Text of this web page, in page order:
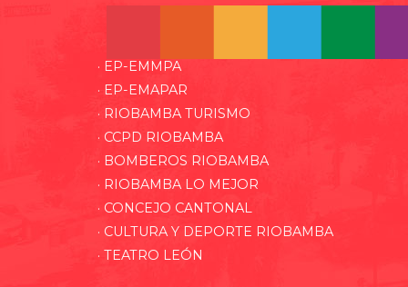
· EP-EMMPA
· EP-EMAPAR
· RIOBAMBA TURISMO
· CCPD RIOBAMBA
· BOMBEROS RIOBAMBA
· RIOBAMBA LO MEJOR
· CONCEJO CANTONAL
· CULTURA Y DEPORTE RIOBAMBA
· TEATRO LEÓN